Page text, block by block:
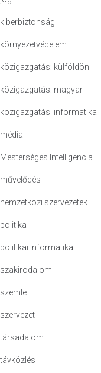
kiberbiztonság
környezetvédelem
közigazgatás: külföldön
közigazgatás: magyar
közigazgatási informatika
média
Mesterséges Intelligencia
művelődés
nemzetközi szervezetek
politika
politikai informatika
szakirodalom
szemle
szervezet
társadalom
távközlés